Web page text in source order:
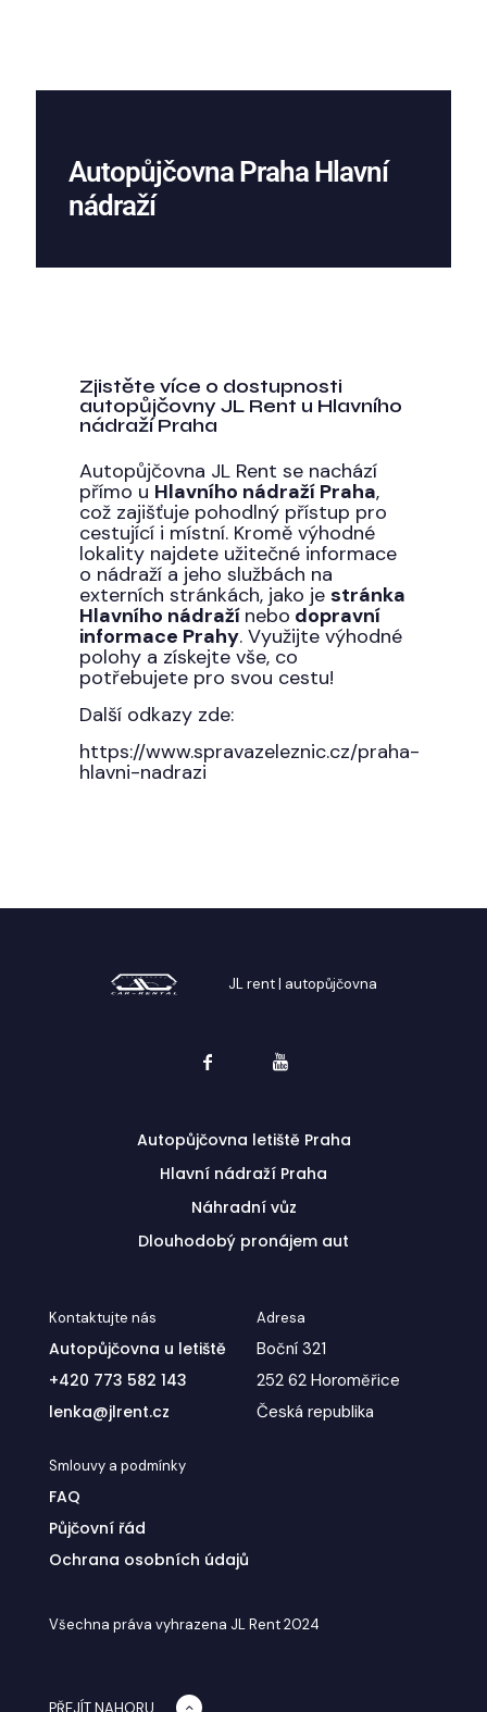
Autopůjčovna Praha Hlavní
nádraží
Zjistěte více o dostupnosti
autopůjčovny JL Rent u Hlavního
nádraží Praha
Autopůjčovna JL Rent se nachází
přímo u Hlavního nádraží Praha,
což zajišťuje pohodlný přístup pro
cestující i místní. Kromě výhodné
lokality najdete užitečné informace
o nádraží a jeho službách na
externích stránkách, jako je stránka
Hlavního nádraží nebo dopravní
informace Prahy. Využijte výhodné
polohy a získejte vše, co
potřebujete pro svou cestu!
Další odkazy zde:
https://www.spravazeleznic.cz/praha-
hlavni-nadrazi
JL rent | autopůjčovna
Autopůjčovna letiště Praha
Hlavní nádraží Praha
Náhradní vůz
Dlouhodobý pronájem aut
Kontaktujte nás
Autopůjčovna u letiště
+420 773 582 143
lenka@jlrent.cz
Adresa
Boční 321
252 62 Horoměřice
Česká republika
Smlouvy a podmínky
FAQ
Půjčovní řád
Ochrana osobních údajů
Všechna práva vyhrazena JL Rent 2024
PŘEJÍT NAHORU